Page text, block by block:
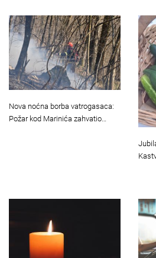
Nova noćna borba vatrogasaca:
Požar kod Marinića zahvatio…